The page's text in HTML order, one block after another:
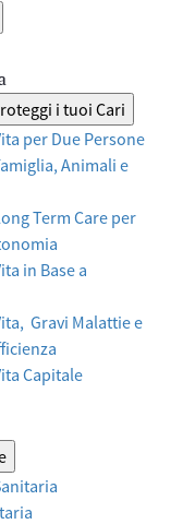
i tuoi Cari
per Due Persone
Animali e
Term Care per
in Base a
Gravi Malattie e
Capitale